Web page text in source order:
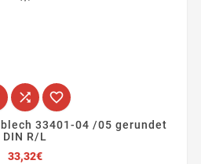
 
33401-04 /05 gerundet
DIN R/L
33,32€Preis